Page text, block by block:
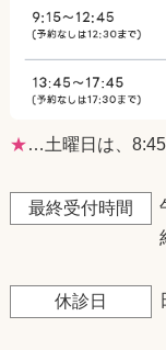
★…土曜日は、
最終受付時間
休診日